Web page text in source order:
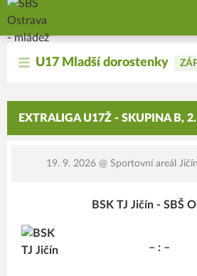
SBŠ Ostrava - mládež
U17 Mladší dorostenky
EXTRALIGA U17Ž - SKUPINA B,
19. 9. 2026@ Sportovní areál
BSK TJ Jičín - SBŠ
– : –